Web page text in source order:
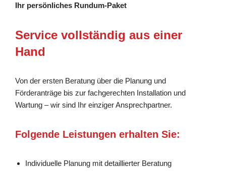
Ihr persönliches Rundum-Paket
Service vollständig aus einer
Hand
Von der ersten Beratung über die Planung und
Förderanträge bis zur fachgerechten Installation und
Wartung – wir sind Ihr einziger Ansprechpartner.
Folgende Leistungen erhalten Sie:
Individuelle Planung mit detaillierter Beratung